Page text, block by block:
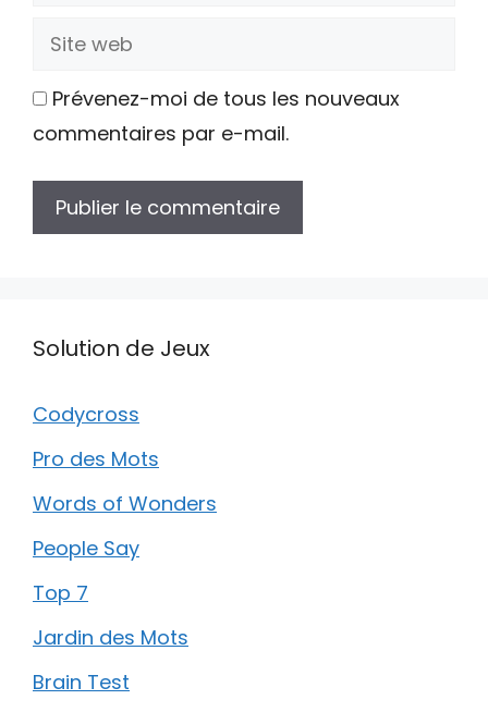
Site
Prévenez-moi de tous les nouveaux
commentaires par e-mail.
Solution de Jeux
Codycross
Pro des Mots
Words of Wonders
People Say
Top 7
Jardin des Mots
Brain Test